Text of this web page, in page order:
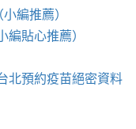
編推薦）
貼心推薦）
北預約疫苗絕密資料